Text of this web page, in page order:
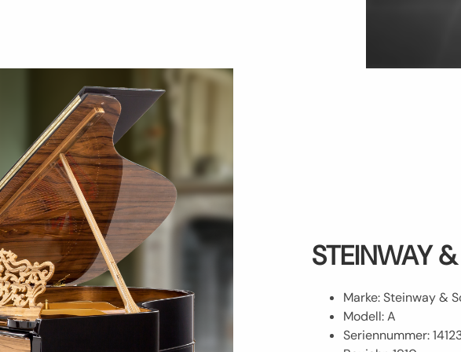
STEINWAY
Marke: Steinway &
Modell: A
Seriennummer: